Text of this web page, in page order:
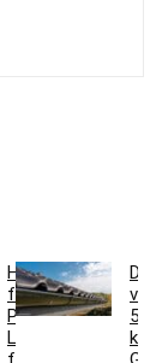
Hotelbettwäsche
für
Privatkunden:
Luxus
5